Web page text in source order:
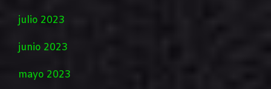
julio 2023
junio 2023
mayo 2023